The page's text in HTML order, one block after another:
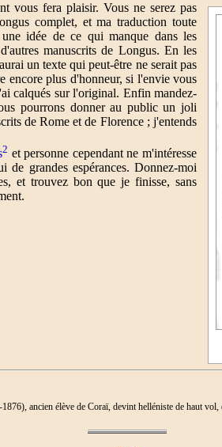
vous fera plaisir. Vous ne serez pas
complet, et ma traduction toute
idée de ce qui manque dans les
manuscrits de Longus. En les
un texte qui peut-être ne serait pas
encore plus d'honneur, si l'envie vous
calqués sur l'original. Enfin mandez-
pourrons donner au public un joli
de Rome et de Florence ; j'entends
2 et personne cependant ne m'intéresse
grandes espérances. Donnez-moi
et trouvez bon que je finisse, sans
ancien élève de Coraï, devint helléniste de haut vol,